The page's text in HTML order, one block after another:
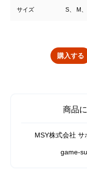
サイズ S、 M
購入する
商品
MSY株式会社 サ
game-